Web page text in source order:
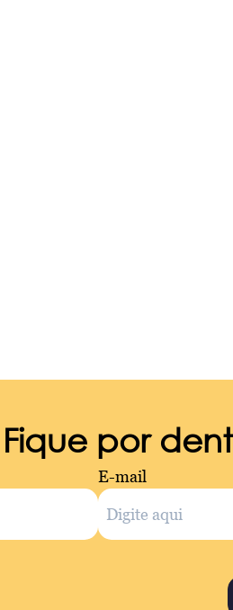
Fique por
E-mail